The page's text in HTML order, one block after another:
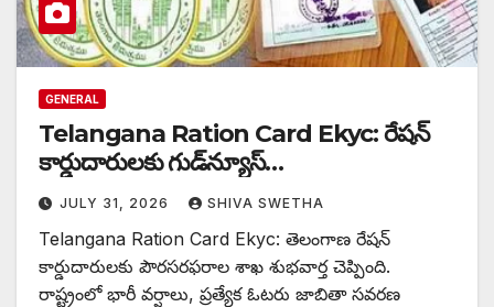
GENERAL
Telangana Ration Card Ekyc: రేషన్
కార్డుదారులకు గుడ్‌న్యూస్…
JULY 31, 2026 SHIVA SWETHA
Telangana Ration Card Ekyc: తెలంగాణ రేషన్
కార్డుదారులకు పౌరసరఫరాల శాఖ శుభవార్త చెప్పింది.
రాష్ట్రంలో భారీ వర్షాలు, ప్రత్యేక ఓటరు జాబితా సవరణ